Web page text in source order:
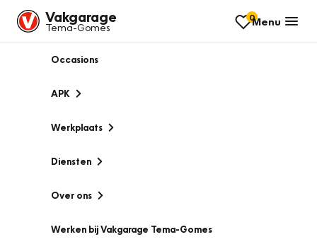
Vakgarage
Tema-Gomes
0Menu
Occasions
APK
Werkplaats
Diensten
Over ons
Werken bij Vakgarage Tema-Gomes